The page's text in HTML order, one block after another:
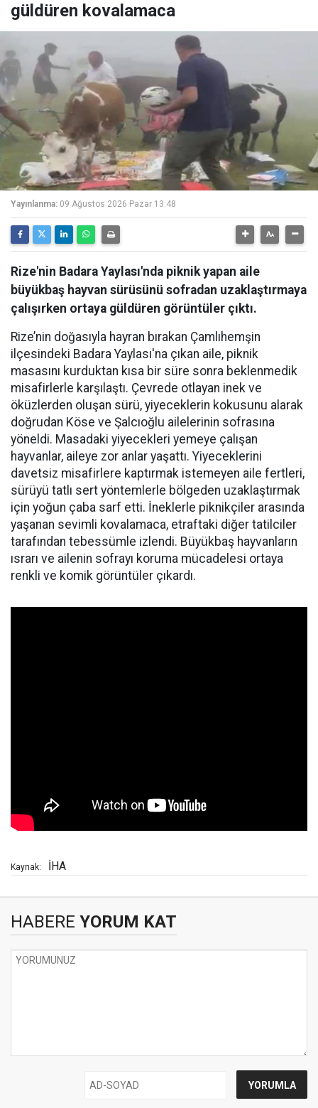
güldüren kovalamaca
Yayınlanma: 09 Ağustos 2026 Pazar 13:48
Rize'nin Badara Yaylası'nda piknik yapan aile
büyükbaş hayvan sürüsünü sofradan uzaklaştırmaya
çalışırken ortaya güldüren görüntüler çıktı.
Rize’nin doğasıyla hayran bırakan Çamlıhemşin
ilçesindeki Badara Yaylası'na çıkan aile, piknik
masasını kurduktan kısa bir süre sonra beklenmedik
misafirlerle karşılaştı. Çevrede otlayan inek ve
öküzlerden oluşan sürü, yiyeceklerin kokusunu alarak
doğrudan Köse ve Şalcıoğlu ailelerinin sofrasına
yöneldi. Masadaki yiyecekleri yemeye çalışan
hayvanlar, aileye zor anlar yaşattı. Yiyeceklerini
davetsiz misafirlere kaptırmak istemeyen aile fertleri,
sürüyü tatlı sert yöntemlerle bölgeden uzaklaştırmak
için yoğun çaba sarf etti. İneklerle piknikçiler arasında
yaşanan sevimli kovalamaca, etraftaki diğer tatilciler
tarafından tebessümle izlendi. Büyükbaş hayvanların
ısrarı ve ailenin sofrayı koruma mücadelesi ortaya
renkli ve komik görüntüler çıkardı.
Kaynak: İHA
HABERE YORUM KAT